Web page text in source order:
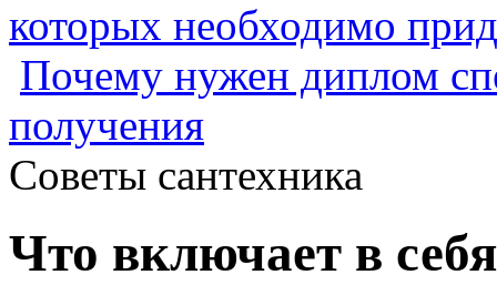
которых необходимо
Почему нужен диплом
получения
Советы сантехника
Что включает в